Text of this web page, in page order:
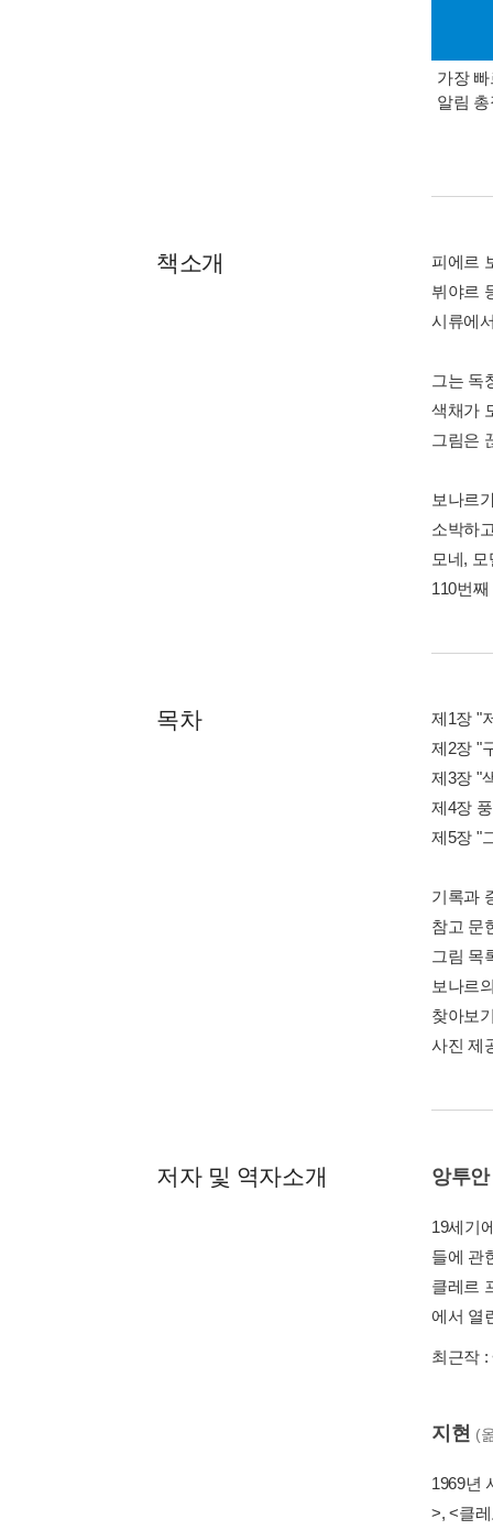
가장
알림
책소개
피에르
뷔야르
시류에
그는 독
색채가
그림은
보나르
소박하
모네,
110번째
목차
제1장 "
제2장 "
제3장 "
제4장
제5장 "
기록과
참고 문
그림 목
보나르
찾아보
사진 제
저자 및 역자소개 앙투
19세기
들에 관
클레르
에서 열
최근작 :
지현 (
1969년
>, <클